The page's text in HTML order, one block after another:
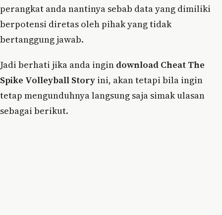
perangkat anda nantinya sebab data yang dimiliki
berpotensi diretas oleh pihak yang tidak
bertanggung jawab.
Jadi berhati jika anda ingin download Cheat The
Spike Volleyball Story ini, akan tetapi bila ingin
tetap mengunduhnya langsung saja simak ulasan
sebagai berikut.